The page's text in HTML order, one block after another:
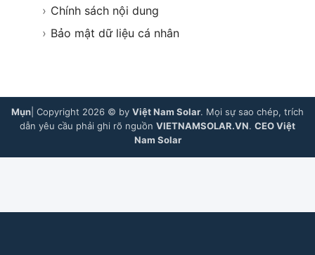
› Chính sách nội dung
› Bảo mật dữ liệu cá nhân
Mụn | Copyright 2026 © by Việt Nam Solar. Mọi sự sao chép, trích
dẫn yêu cầu phải ghi rõ nguồn VIETNAMSOLAR.VN. CEO Việt
Nam Solar